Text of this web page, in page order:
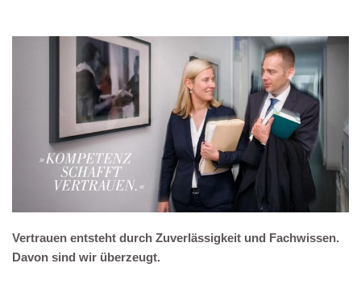
Vertrauen entsteht durch Zuverlässigkeit und Fachwissen.
Davon sind wir überzeugt.